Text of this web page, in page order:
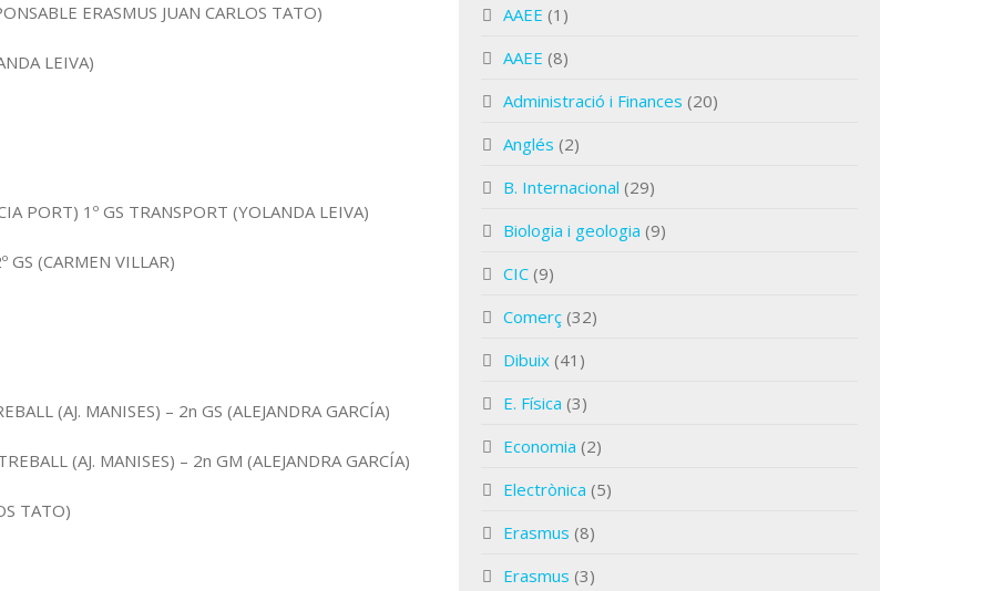
ERASMUS JUAN CARLOS TATO)
LEIVA)
PORT) 1º GS TRANSPORT (YOLANDA LEIVA)
(CARMEN VILLAR)
(AJ. MANISES) – 2n GS (ALEJANDRA GARCÍA)
(AJ. MANISES) – 2n GM (ALEJANDRA GARCÍA)
TATO)
AAEE (1)
AAEE (8)
Administració i Finances (20)
Anglés (2)
B. Internacional (29)
Biologia i geologia (9)
CIC (9)
Comerç (32)
Dibuix (41)
E. Física (3)
Economia (2)
Electrònica (5)
Erasmus (8)
Erasmus (3)